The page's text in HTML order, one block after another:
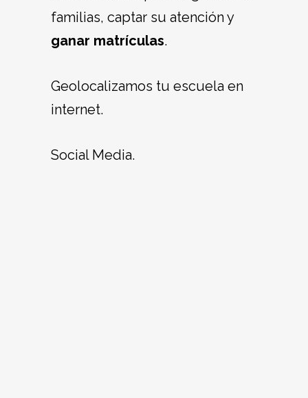
familias, captar su atención y
ganar matrículas.
Geolocalizamos tu escuela en
internet.
Social Media.